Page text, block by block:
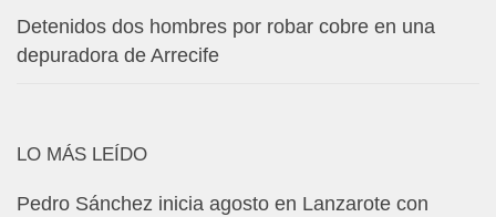
Detenidos dos hombres por robar cobre en una
depuradora de Arrecife
LO MÁS LEÍDO
Pedro Sánchez inicia agosto en Lanzarote con